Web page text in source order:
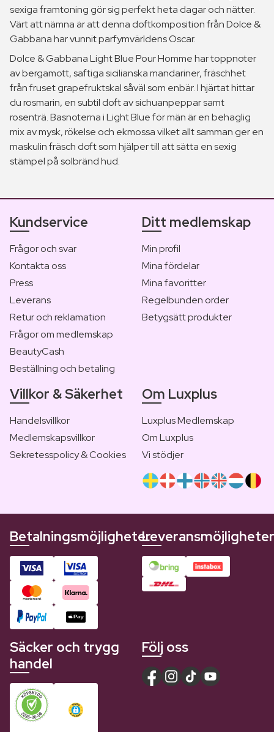
sexiga framtoning gör sig perfekt heta dagar och nätter.
Värt att nämna är att denna doftkomposition från Dolce &
Gabbana har vunnit parfymvärldens Oscar.
Dolce & Gabbana Light Blue Pour Homme har toppnoter
av bergamott, saftiga sicilianska mandariner, fräschhet
från fruset grapefruktskal såväl som enbär. I hjärtat hittar
du rosmarin, en subtil doft av sichuanpeppar samt
rosenträ. Basnoterna i Light Blue för män är en behaglig
mix av mysk, rökelse och ekmossa vilket allt samman ger en
maskulin fräsch doft som hjälper till att sätta en sexig
stämpel på solbränd hud.
Kundservice
Frågor och svar
Kontakta oss
Press
Leverans
Retur och reklamation
Frågor om medlemskap
BeautyCash
Beställning och betaling
Ditt medlemskap
Min profil
Mina fördelar
Mina favoritter
Regelbunden order
Betygsätt produkter
Villkor & Säkerhet
Handelsvillkor
Medlemskapsvillkor
Sekretesspolicy & Cookies
Om Luxplus
Luxplus Medlemskap
Om Luxplus
Vi stödjer
BetalningsmöjligheterLeveransmöjligheter
Säcker och trygg
handel
Följ oss